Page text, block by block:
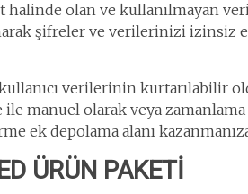
halinde olan ve kullanılmayan
şifreler ve verilerinizi izinsiz
verilerinin kurtarılabilir
manuel olarak veya
ek depolama alanı
ÜRÜN PAKETİ